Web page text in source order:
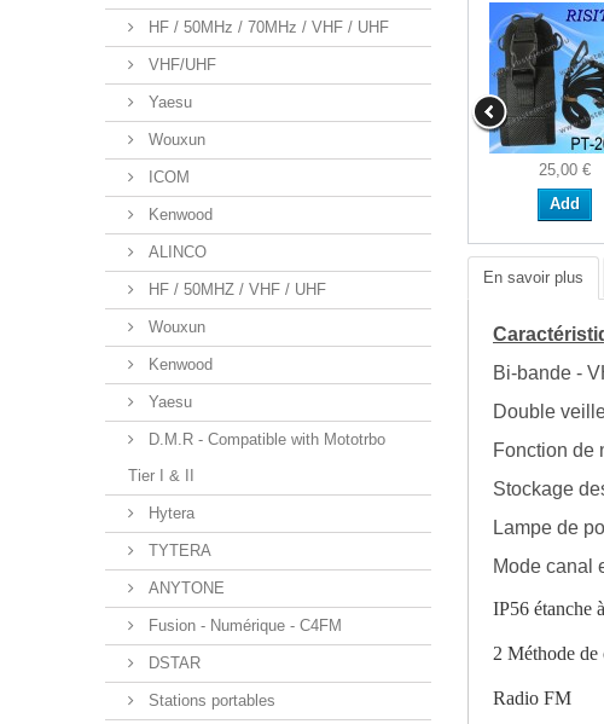
HF / 50MHz / 70MHz / VHF / UHF
VHF/UHF
Yaesu
Wouxun
ICOM
Kenwood
ALINCO
HF / 50MHZ / VHF / UHF
Wouxun
Kenwood
Yaesu
D.M.R - Compatible with Mototrbo
Tier I & II
Hytera
TYTERA
ANYTONE
Fusion - Numérique - C4FM
DSTAR
Stations portables
25,00 €
Add
En savoir plus
Bi-bande -
Double
Fonction de
Stockage
Lampe de
Mode canal
IP56 étanche
2 Méthode de
Radio FM